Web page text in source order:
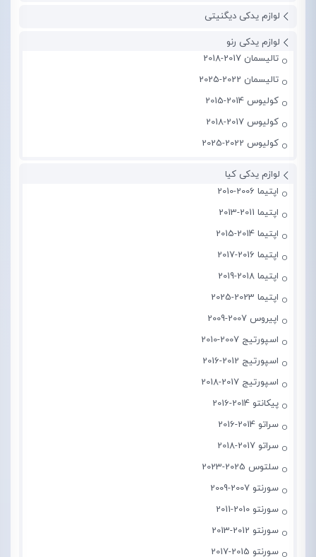
لوازم یدکی دیگنیتی
لوازم یدکی رنو
تالیسمان 2017-2018
تالیسمان 2022-2025
کولیوس 2014-2015
کولیوس 2017-2018
کولیوس 2022-2025
لوازم یدکی کیا
اپتیما 2006-2010
اپتیما 2011-2013
اپتیما 2014-2015
اپتیما 2016-2017
اپتیما 2018-2019
اپتیما 2023-2025
اپیروس 2007-2009
اسپورتیج 2007-2010
اسپورتیج 2012-2016
اسپورتیج 2017-2018
پیکانتو 2014-2016
سراتو 2014-2016
سراتو 2017-2018
سلتوس 2025-2023
سورنتو 2007-2009
سورنتو 2010-2011
سورنتو 2012-2013
سورنتو 2015-2017